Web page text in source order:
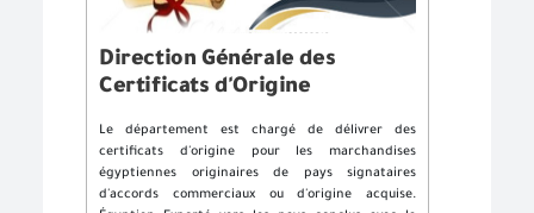
Direction Générale des
Certificats d'Origine
Le département est chargé de délivrer des
certificats d'origine pour les marchandises
égyptiennes originaires de pays signataires
d'accords commerciaux ou d'origine acquise.